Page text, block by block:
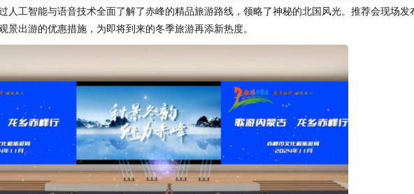
人工智能与语音技术全面了解了赤峰的精品旅游路线，领略了神秘的北国风光。推荐会现场发
景出游的优惠措施，为即将到来的冬季旅游再添新热度。